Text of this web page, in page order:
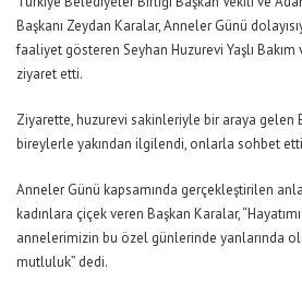
Başkanı Zeydan Karalar, Anneler Günü
faaliyet gösteren Seyhan Huzurevi Yaşlı Bakım
ziyaret etti.
Ziyarette, huzurevi sakinleriyle bir araya gelen
bireylerle yakından ilgilendi, onlarla sohbet
Anneler Günü kapsamında gerçekleştirilen
kadınlara çiçek veren Başkan Karalar,
annelerimizin bu özel günlerinde yanlarında
mutluluk” dedi.